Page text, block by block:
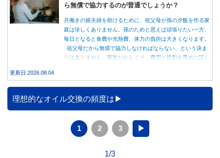
ら無償で協力するのが普通でしょうか？
共働きの娘夫婦を助けるために、祖父母が孫の夕飯を作る家
庭は珍しくありません。孫のためと思えば頑張りたい一方、
毎日となると食費や光熱費、体力の負担は大きくなります。
祖父母だから無償で協力しなければならない、という決ま
りはありません。家族だからこそ、費用と役割を早めに話し
更新日:2026.08.04
理想的なオイル交換の頻度は
1 2 3 ▶
1/3